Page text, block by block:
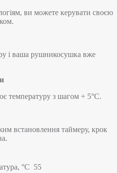
ви можете керувати своєю
і ваша рушникосушка вже
температуру з шагом + 5°С.
встановлення таймеру, крок
°C 55